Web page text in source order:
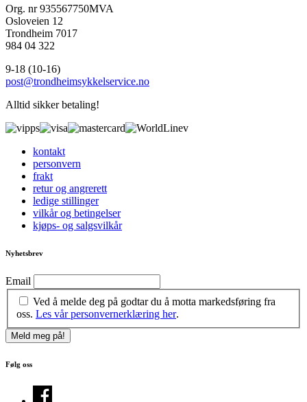
Org. nr 935567750MVA
Osloveien 12
Trondheim 7017
984 04 322
9-18 (10-16)
post@trondheimsykkelservice.no
Alltid sikker betaling!
kontakt
personvern
frakt
retur og angrerett
ledige stillinger
vilkår og betingelser
kjøps- og salgsvilkår
Nyhetsbrev
Email
Ved å melde deg på godtar du å motta markedsføring fra
oss. Les vår personvernerklæring her.
Følg oss